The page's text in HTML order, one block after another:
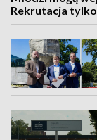
Rekrutacja